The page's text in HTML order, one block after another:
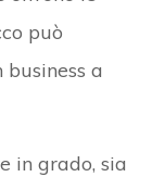
può
a
in grado, sia